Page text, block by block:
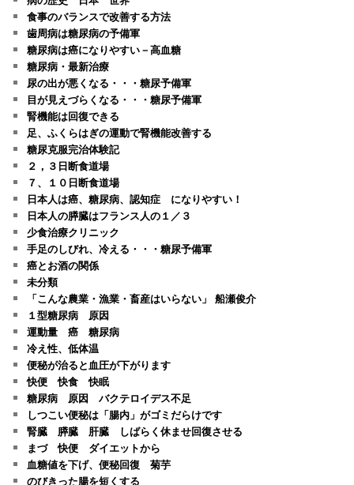
食事のバランスで改善する方法
歯周病は糖尿病の予備軍
糖尿病は癌になりやすい－高血糖
糖尿病・最新治療
尿の出が悪くなる・・・糖尿予備軍
目が見えづらくなる・・・糖尿予備軍
腎機能は回復できる
足、ふくらはぎの運動で腎機能改善する
糖尿克服完治体験記
２，３日断食道場
７、１０日断食道場
日本人は癌、糖尿病、認知症 になりやすい！
日本人の膵臓はフランス人の１／３
少食治療クリニック
手足のしびれ、冷える・・・糖尿予備軍
癌とお酒の関係
未分類
「こんな農業・漁業・畜産はいらない」 船瀬俊介
１型糖尿病 原因
運動量 癌 糖尿病
冷え性、低体温
便秘が治ると血圧が下がります
快便 快食 快眠
糖尿病 原因 バクテロイデス不足
しつこい便秘は「腸内」がゴミだらけです
腎臓 膵臓 肝臓 しばらく休ませ回復させる
まづ 快便 ダイエットから
血糖値を下げ、便秘回復 菊芋
のびきった腸を短くする